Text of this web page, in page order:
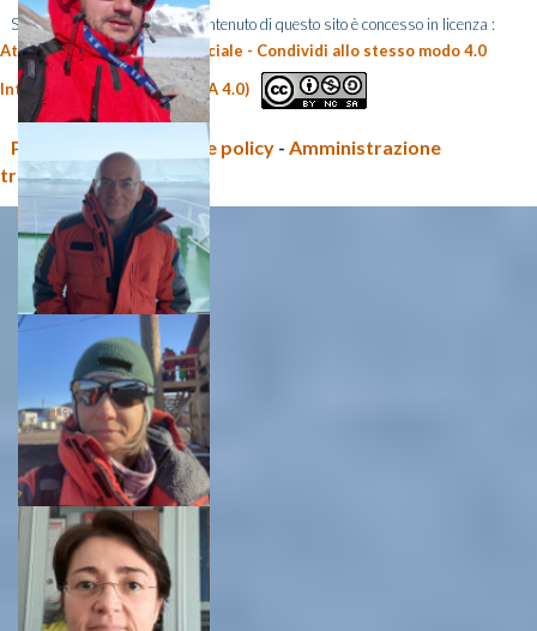
Salvo diversa indicazione, il contenuto di questo sito è concesso in licenza :
Attribuzione - Non commerciale - Condividi allo stesso modo 4.0
Internazionale (CC BY-NC-SA 4.0)
Privacy policy e Cookie policy - Amministrazione
trasparente CNR